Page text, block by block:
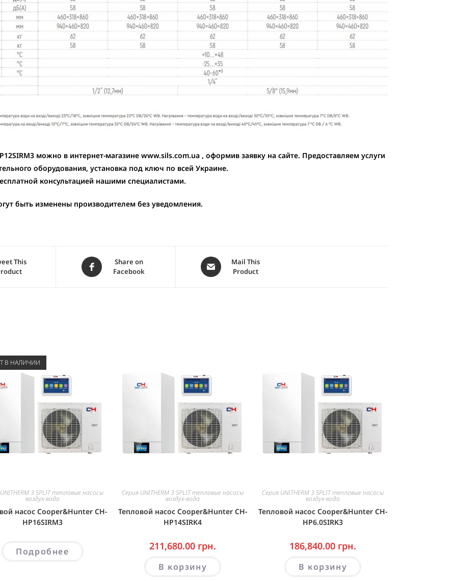
можно в интернет-магазине www.sils.com.ua , оформив заявку на сайте. Предоставляем услуги
оборудования, установка под ключ по всей Украине.
консультацией нашими специалистами.
быть изменены производителем без уведомления.
This
Share on
Facebook
Mail This
Product
В НАЛИЧИИ
3 SPLIT тепловые насосы
воздух-вода
насос Cooper&Hunter CH-
HP16SIRM3
Подробнее
Серия UNITHERM 3 SPLIT тепловые насосы
воздух-вода
Тепловой насос Cooper&Hunter CH-
HP14SIRK4
211,680.00 грн.
В корзину
Серия UNITHERM 3 SPLIT тепловые насосы
воздух-вода
Тепловой насос Cooper&Hunter CH-
HP6.0SIRK3
186,840.00 грн.
В корзину